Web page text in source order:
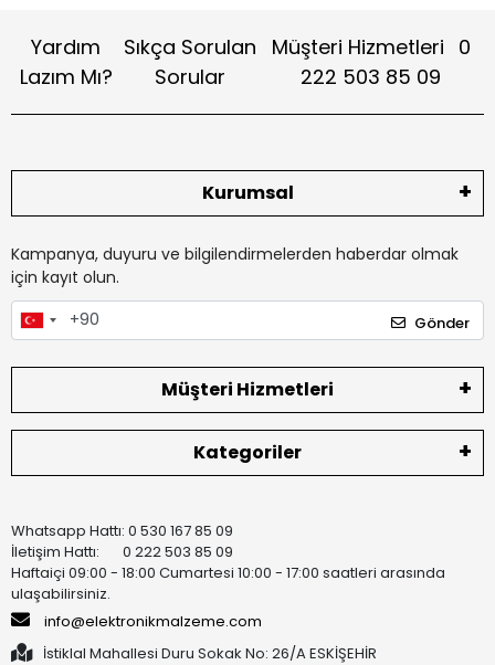
Yardım
Lazım Mı?
Sıkça Sorulan
Sorular
Müşteri Hizmetleri 0
222 503 85 09
Kurumsal
Kampanya, duyuru ve bilgilendirmelerden haberdar olmak
için kayıt olun.
Gönder
Müşteri Hizmetleri
Kategoriler
Whatsapp Hattı: 0 530 167 85 09
İletişim Hattı: 0 222 503 85 09
Haftaiçi 09:00 - 18:00 Cumartesi 10:00 - 17:00 saatleri arasında
ulaşabilirsiniz.
info@elektronikmalzeme.com
İstiklal Mahallesi Duru Sokak No: 26/A ESKİŞEHİR